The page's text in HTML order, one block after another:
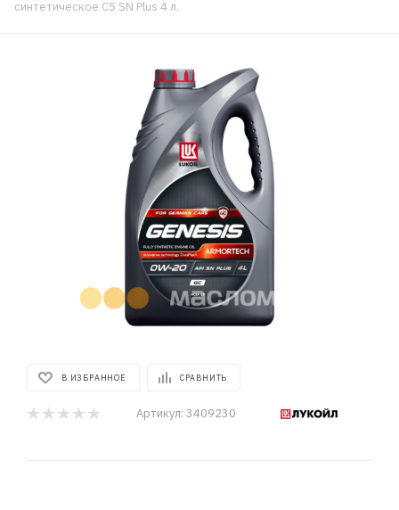
синтетическое C5 SN Plus 4 л.
В ИЗБРАННОЕ СРАВНИТЬ
Артикул: 3409230